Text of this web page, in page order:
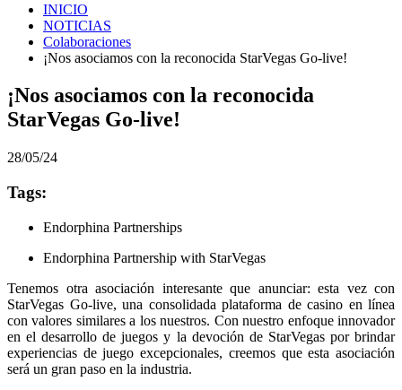
INICIO
NOTICIAS
Colaboraciones
¡Nos asociamos con la reconocida StarVegas Go-live!
¡Nos asociamos con la reconocida
StarVegas Go-live!
28/05/24
Tags:
Endorphina Partnerships
Endorphina Partnership with StarVegas
Tenemos otra asociación interesante que anunciar: esta vez con
StarVegas Go-live, una consolidada plataforma de casino en línea
con valores similares a los nuestros. Con nuestro enfoque innovador
en el desarrollo de juegos y la devoción de StarVegas por brindar
experiencias de juego excepcionales, creemos que esta asociación
será un gran paso en la industria.